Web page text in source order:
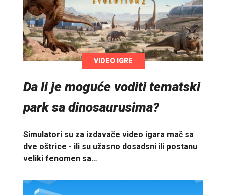
VIDEO IGRE
Da li je moguće voditi tematski
park sa dinosaurusima?
Simulatori su za izdavače video igara mač sa
dve oštrice - ili su užasno dosadsni ili postanu
veliki fenomen sa…